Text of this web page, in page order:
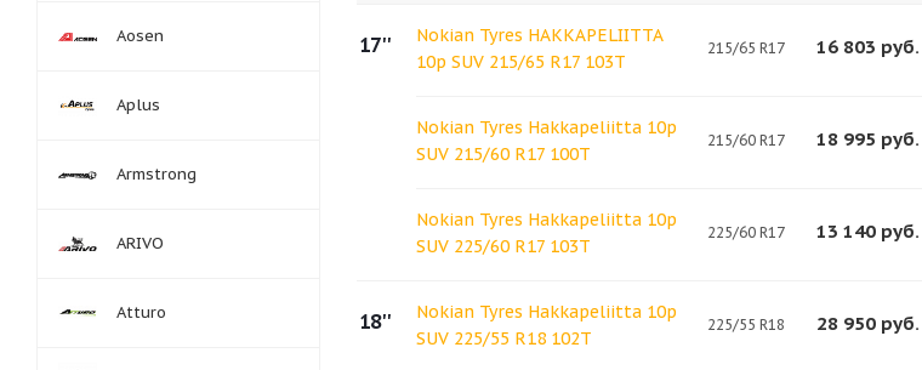
17''
Nokian Tyres HAKKAPELIITTA
10p SUV 215/65 R17 103T
215/65 R17 16 803 руб.
Nokian Tyres Hakkapeliitta 10p
SUV 215/60 R17 100T
215/60 R17 18 995 руб.
Nokian Tyres Hakkapeliitta 10p
SUV 225/60 R17 103T
225/60 R17 13 140 руб.
18''
Nokian Tyres Hakkapeliitta 10p
SUV 225/55 R18 102T
225/55 R18 28 950 руб.
Aosen
Aplus
Armstrong
ARIVO
Atturo